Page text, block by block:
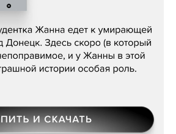
«Белая дама»